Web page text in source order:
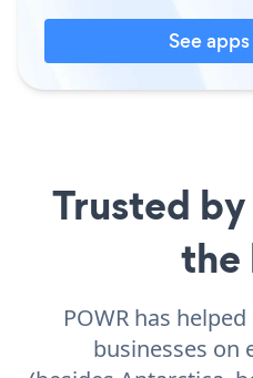
See
Trusted
the
POWR has
businesses on